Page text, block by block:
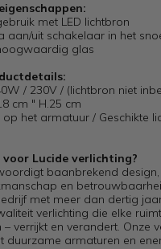
met LED lichtbron
aan/uit schakelaar in het
glas
/ 230V / (lichtbron niet
cm " H.25 cm
het armatuur / Geschikte
Lucide verlichting?
baanbrekend design,
en
met meer dan dertig
verlichting die elke
verrijkt en verandert. Onze
duurzame armaturen en